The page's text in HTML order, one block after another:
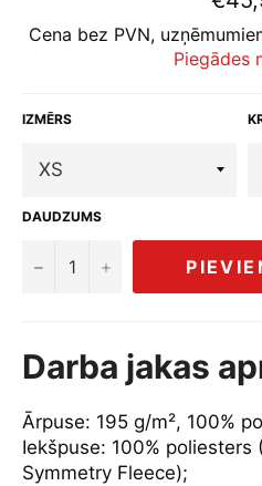
cena
Cena bez PVN,
Piegādes
IZMĒRS
DAUDZUMS
− +
Darba jakas
Ārpuse: 195 g/m², 100%
Iekšpuse: 100%
Symmetry Fleece);